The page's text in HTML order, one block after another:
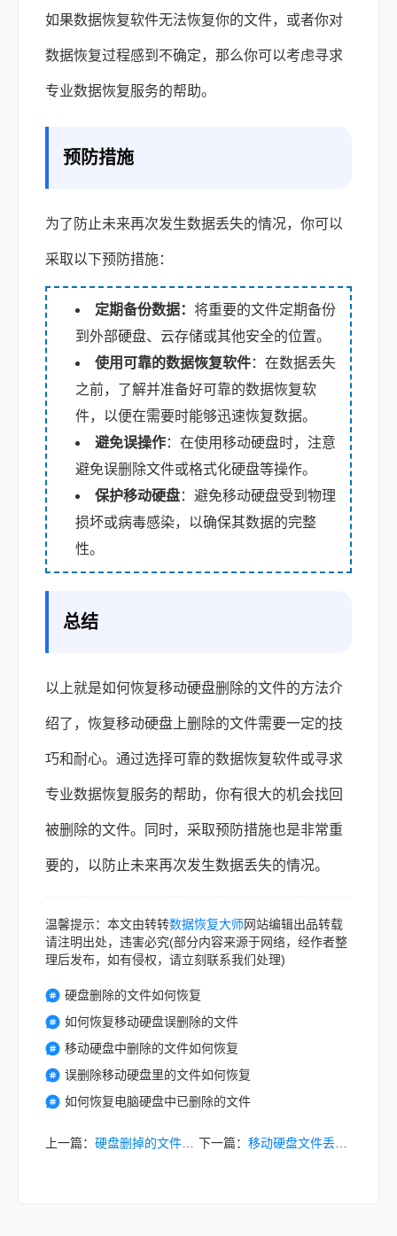
如果数据恢复软件无法恢复你的文件，或者你对
数据恢复过程感到不确定，那么你可以考虑寻求
专业数据恢复服务的帮助。
预防措施
为了防止未来再次发生数据丢失的情况，你可以
采取以下预防措施：
定期备份数据： 将重要的文件定期备份
到外部硬盘、云存储或其他安全的位置。
使用可靠的数据恢复软件：在数据丢失
之前，了解并准备好可靠的数据恢复软
件，以便在需要时能够迅速恢复数据。
避免误操作：在使用移动硬盘时，注意
避免误删除文件或格式化硬盘等操作。
保护移动硬盘：避免移动硬盘受到物理
损坏或病毒感染，以确保其数据的完整
性。
总结
以上就是如何恢复移动硬盘删除的文件的方法介
绍了，恢复移动硬盘上删除的文件需要一定的技
巧和耐心。通过选择可靠的数据恢复软件或寻求
专业数据恢复服务的帮助，你有很大的机会找回
被删除的文件。同时，采取预防措施也是非常重
要的，以防止未来再次发生数据丢失的情况。
温馨提示：本文由转转数据恢复大师网站编辑出品转载
请注明出处，违害必究(部分内容来源于网络，经作者整
理后发布，如有侵权，请立刻联系我们处理)
硬盘删除的文件如何恢复
如何恢复移动硬盘误删除的文件
移动硬盘中删除的文件如何恢复
误删除移动硬盘里的文件如何恢复
如何恢复电脑硬盘中已删除的文件
上一篇： 硬盘删掉的文件怎么恢复？教你三种简单有效的方法！ 下一篇： 移动硬盘文件丢失怎么找回来？试试这两种实用方法！